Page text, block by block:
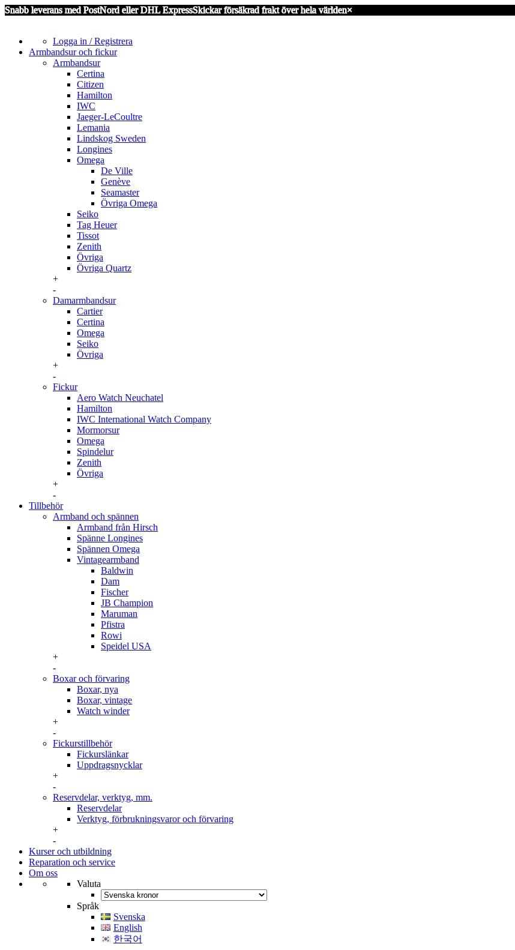
Snabb leverans med PostNord eller DHL ExpressSkickar försäkrad frakt över hela världen×
Logga in / Registrera
Armbandsur och fickur
Armbandsur
Certina
Citizen
Hamilton
IWC
Jaeger-LeCoultre
Lemania
Lindskog Sweden
Longines
Omega
De Ville
Genève
Seamaster
Övriga Omega
Seiko
Tag Heuer
Tissot
Zenith
Övriga
Övriga Quartz
+
-
Damarmbandsur
Cartier
Certina
Omega
Seiko
Övriga
+
-
Fickur
Aero Watch Neuchatel
Hamilton
IWC International Watch Company
Mormorsur
Omega
Spindelur
Zenith
Övriga
+
-
Tillbehör
Armband och spännen
Armband från Hirsch
Spänne Longines
Spännen Omega
Vintagearmband
Baldwin
Dam
Fischer
JB Champion
Maruman
Pfistra
Rowi
Speidel USA
+
-
Boxar och förvaring
Boxar, nya
Boxar, vintage
Watch winder
+
-
Fickurstillbehör
Fickurslänkar
Uppdragsnycklar
+
-
Reservdelar, verktyg, mm.
Reservdelar
Verktyg, förbrukningsvaror och förvaring
+
-
Kurser och utbildning
Reparation och service
Om oss
Valuta
Språk
Svenska
English
한국어